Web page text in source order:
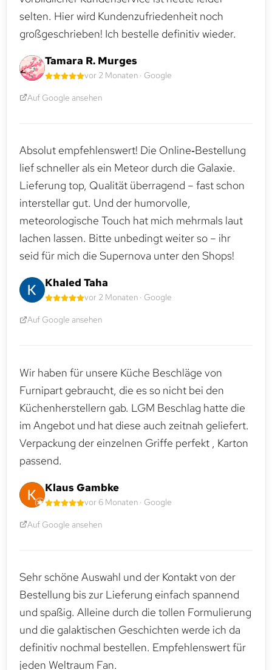
selten. Hier wird Kundenzufriedenheit noch
großgeschrieben! Ich bestelle definitiv wieder.
Tamara R. Murges
vor 2 Monaten · Google
Auf Google ansehen
Absolut empfehlenswert! Die Online‑Bestellung
lief schneller als ein Meteor durch die Galaxie.
Lieferung top, Qualität überragend – fast schon
interstellar gut. Und der humorvolle,
meteorologische Touch hat mich mehrmals laut
lachen lassen. Bitte unbedingt weiter so – ihr
seid für mich die Supernova unter den Shops!
Khaled Taha
vor 2 Monaten · Google
Auf Google ansehen
Wir haben für unsere Küche Beschläge von
Furnipart gebraucht, die es so nicht bei den
Küchenherstellern gab. LGM Beschlag hatte die
im Angebot und hat diese auch zeitnah geliefert.
Verpackung der einzelnen Griffe perfekt , Karton
passend.
Klaus Gambke
vor 6 Monaten · Google
Auf Google ansehen
Sehr schöne Auswahl und der Kontakt von der
Bestellung bis zur Lieferung einfach spannend
und spaßig. Alleine durch die tollen Formulierung
und die galaktischen Geschichten werde ich da
definitiv nochmal bestellen. Empfehlenswert für
jeden Weltraum Fan.